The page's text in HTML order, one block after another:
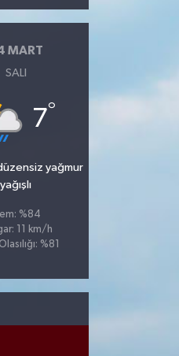
MART
SALI
7°
yağmur
yağışlı
%84
11 km/h
%81